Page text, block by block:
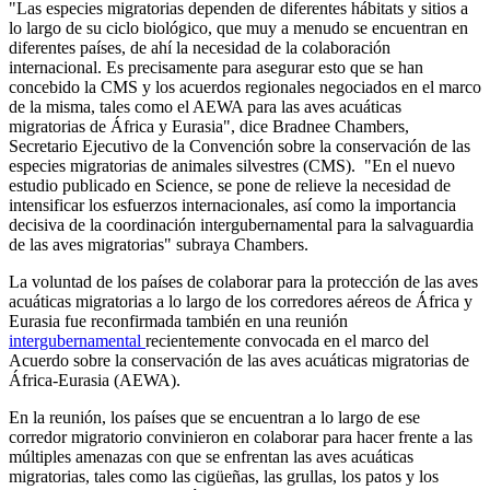
"Las especies migratorias dependen de diferentes hábitats y sitios a
lo largo de su ciclo biológico, que muy a menudo se encuentran en
diferentes países, de ahí la necesidad de la colaboración
internacional. Es precisamente para asegurar esto que se han
concebido la CMS y los acuerdos regionales negociados en el marco
de la misma, tales como el AEWA para las aves acuáticas
migratorias de África y Eurasia", dice Bradnee Chambers,
Secretario Ejecutivo de la Convención sobre la conservación de las
especies migratorias de animales silvestres (CMS). "En el nuevo
estudio publicado en Science, se pone de relieve la necesidad de
intensificar los esfuerzos internacionales, así como la importancia
decisiva de la coordinación intergubernamental para la salvaguardia
de las aves migratorias" subraya Chambers.
La voluntad de los países de colaborar para la protección de las aves
acuáticas migratorias a lo largo de los corredores aéreos de África y
Eurasia fue reconfirmada también en una reunión
intergubernamental recientemente convocada en el marco del
Acuerdo sobre la conservación de las aves acuáticas migratorias de
África-Eurasia (AEWA).
En la reunión, los países que se encuentran a lo largo de ese
corredor migratorio convinieron en colaborar para hacer frente a las
múltiples amenazas con que se enfrentan las aves acuáticas
migratorias, tales como las cigüeñas, las grullas, los patos y los